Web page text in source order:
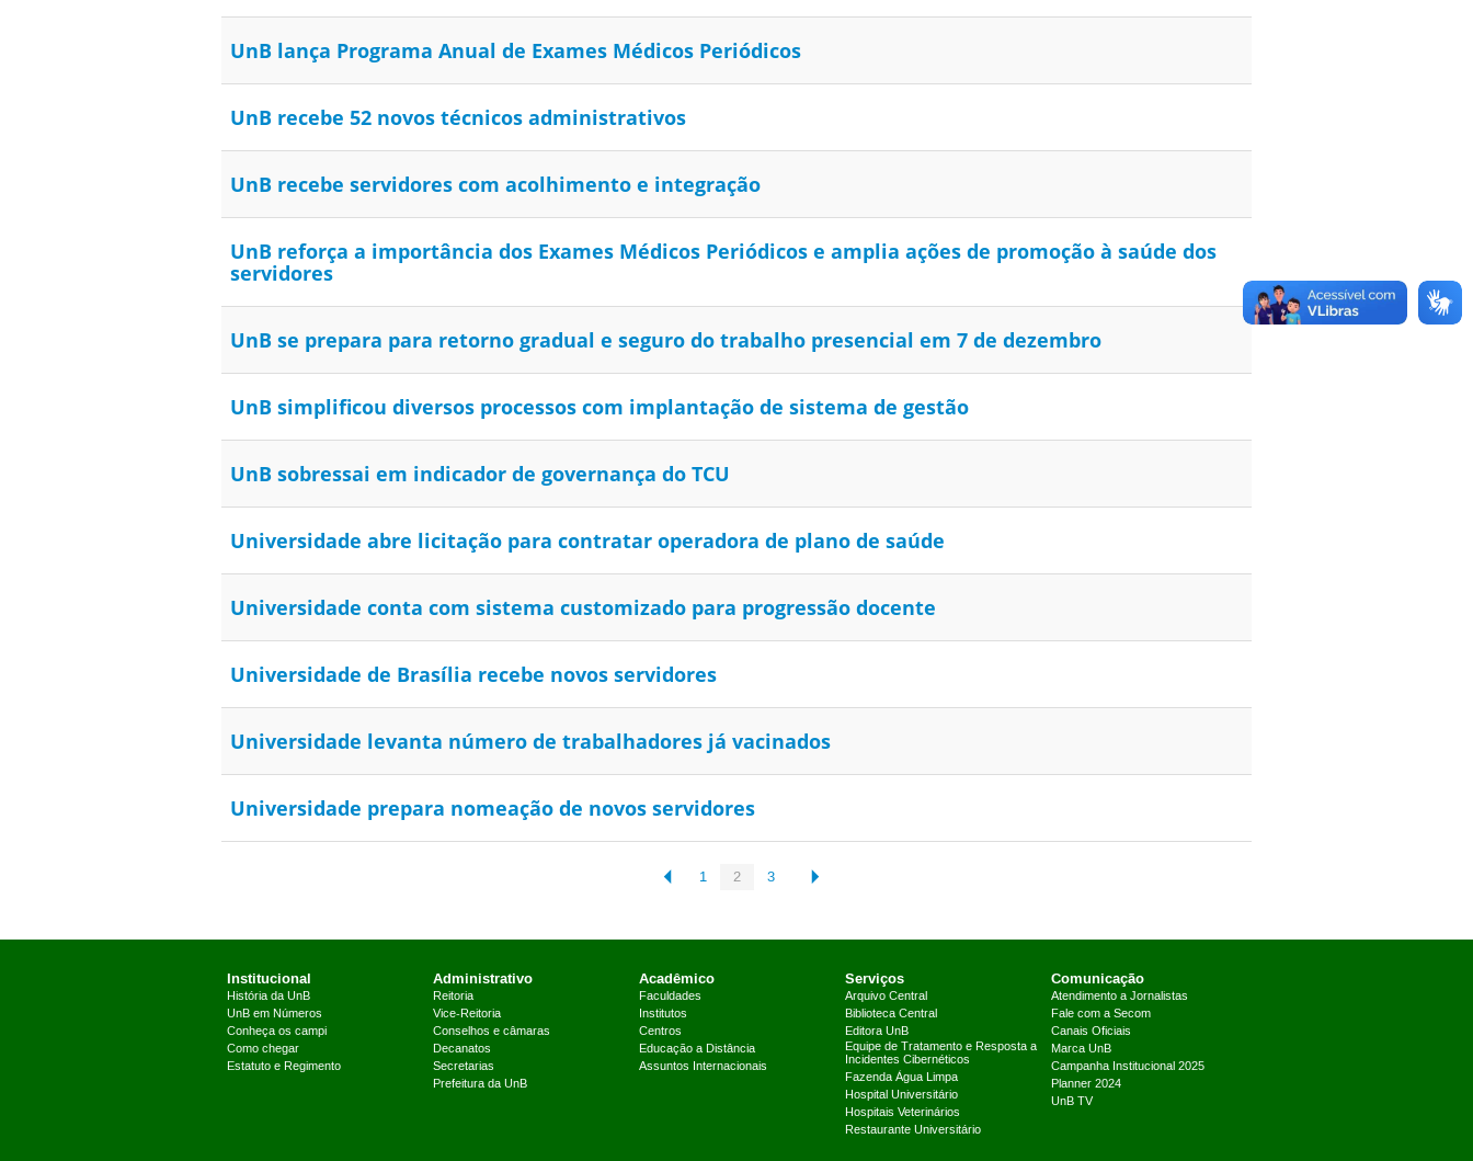
UnB lança Programa Anual de Exames Médicos Periódicos
UnB recebe 52 novos técnicos administrativos
UnB recebe servidores com acolhimento e integração
UnB reforça a importância dos Exames Médicos Periódicos e amplia ações de promoção à saúde dos
servidores
UnB se prepara para retorno gradual e seguro do trabalho presencial em 7 de dezembro
UnB simplificou diversos processos com implantação de sistema de gestão
UnB sobressai em indicador de governança do TCU
Universidade abre licitação para contratar operadora de plano de saúde
Universidade conta com sistema customizado para progressão docente
Universidade de Brasília recebe novos servidores
Universidade levanta número de trabalhadores já vacinados
Universidade prepara nomeação de novos servidores
1 2 3
Institucional
História da UnB
UnB em Números
Conheça os campi
Como chegar
Estatuto e Regimento
Administrativo
Reitoria
Vice-Reitoria
Conselhos e câmaras
Decanatos
Secretarias
Prefeitura da UnB
Acadêmico
Faculdades
Institutos
Centros
Educação a Distância
Assuntos Internacionais
Serviços
Arquivo Central
Biblioteca Central
Editora UnB
Equipe de Tratamento e Resposta a
Incidentes Cibernéticos
Fazenda Água Limpa
Hospital Universitário
Hospitais Veterinários
Restaurante Universitário
Comunicação
Atendimento a Jornalistas
Fale com a Secom
Canais Oficiais
Marca UnB
Campanha Institucional 2025
Planner 2024
UnB TV